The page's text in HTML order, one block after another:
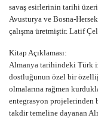
savaş esirlerinin tarihi
Avusturya ve Bosna-
çalışma üretmiştir. Latif
Kitap Açıklaması:
Almanya tarihindeki Türk
dostluğunun özel bir
olmalarına rağmen
entegrasyon projelerinden
takdir temeline dayanan